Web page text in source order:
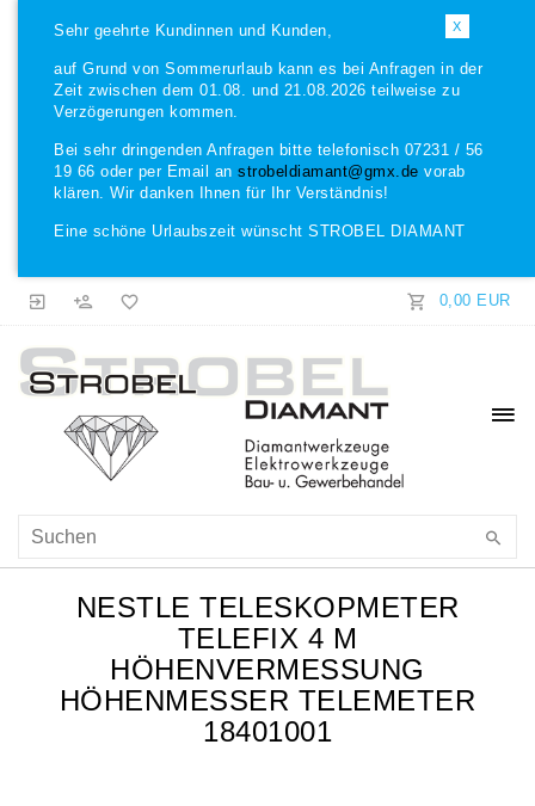
X
Sehr geehrte Kundinnen und Kunden,
auf Grund von Sommerurlaub kann es bei Anfragen in der
Zeit zwischen dem 01.08. und 21.08.2026 teilweise zu
Verzögerungen kommen.
Bei sehr dringenden Anfragen bitte telefonisch 07231 / 56
19 66 oder per Email an strobeldiamant@gmx.de vorab
klären. Wir danken Ihnen für Ihr Verständnis!
Eine schöne Urlaubszeit wünscht STROBEL DIAMANT
0,00 EUR
NESTLE TELESKOPMETER
TELEFIX 4 M
HÖHENVERMESSUNG
HÖHENMESSER TELEMETER
18401001